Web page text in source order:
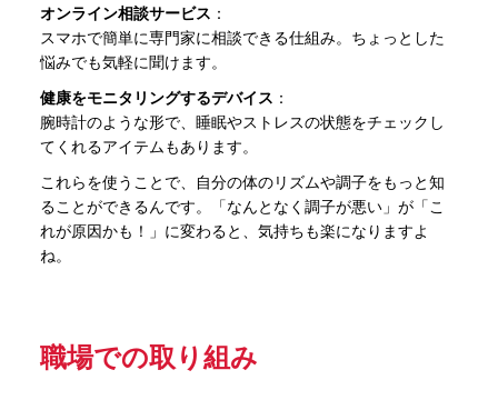
オンライン相談サービス ：
スマホで簡単に専門家に相談できる仕組み。ちょっとした
悩みでも気軽に聞けます。
健康をモニタリングするデバイス ：
腕時計のような形で、睡眠やストレスの状態をチェックし
てくれるアイテムもあります。
これらを使うことで、自分の体のリズムや調子をもっと知
ることができるんです。「なんとなく調子が悪い」が「こ
れが原因かも！」に変わると、気持ちも楽になりますよ
ね。
職場での取り組み